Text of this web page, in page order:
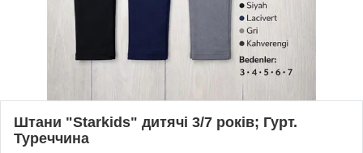
Штани "Starkids" дитячі 3/7 років; Гурт.
Туреччина